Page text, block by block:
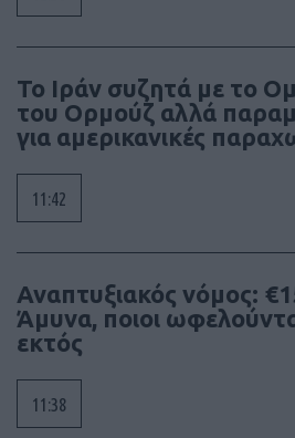
To Ιράν συζητά με το
του Ορμούζ αλλά
για αμερικανικές
11:42
Αναπτυξιακός νόμος:
Άμυνα, ποιοι
εκτός
11:38